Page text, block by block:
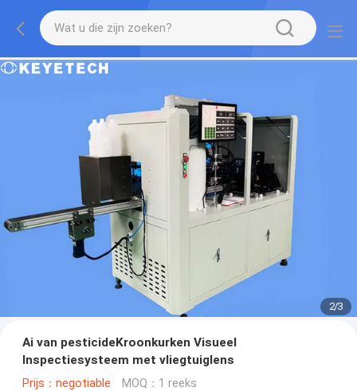
2/3
Ai van pesticideKroonkurken Visueel
Inspectiesysteem met vliegtuiglens
Prijs：negotiable MOQ：1 reeks